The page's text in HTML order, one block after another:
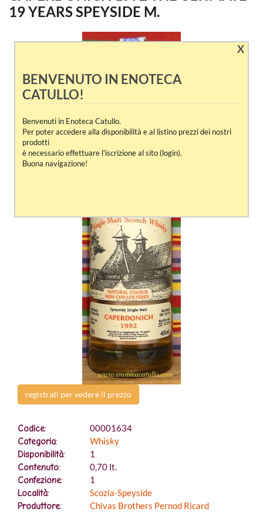
19 YEARS SPEYSIDE M.
registrati per vedere il prezzo
Codice:
00001634
Categoria:
Whisky
Disponibilità:
1
Contenuto:
0,70 lt.
Confezione:
1
Località:
Scozia-Speyside
Produttore:
Chivas Brothers Pernod Ricard
X
BENVENUTO IN ENOTECA
CATULLO!
Benvenuti in Enoteca Catullo.
Per poter accedere alla disponibilità e al listino prezzi dei nostri
prodotti
è necessario effettuare l'iscrizione al sito (login).
Buona navigazione!